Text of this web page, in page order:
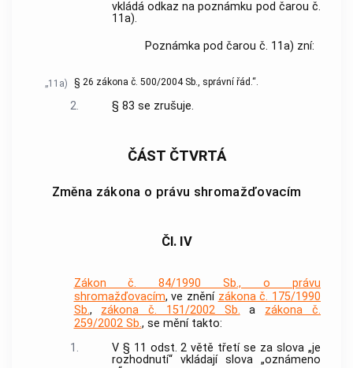
vkládá odkaz na poznámku pod čarou č.
11a).
Poznámka pod čarou č. 11a) zní:
„11a) § 26 zákona č. 500/2004 Sb., správní řád.“.
2. § 83 se zrušuje.
ČÁST ČTVRTÁ
Změna zákona o právu shromažďovacím
Čl. IV
Zákon č. 84/1990 Sb., o právu
shromažďovacím, ve znění zákona č. 175/1990
Sb., zákona č. 151/2002 Sb. a zákona č.
259/2002 Sb., se mění takto:
1.
V § 11 odst. 2 větě třetí se za slova „je
rozhodnutí“ vkládají slova „oznámeno